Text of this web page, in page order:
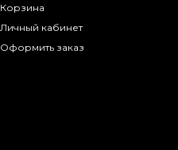
Корзина
Личный кабинет
Оформить заказ